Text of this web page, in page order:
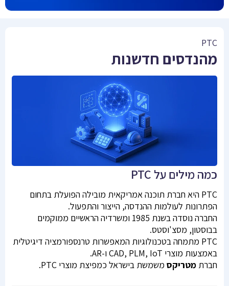
PTC
מהנדסים חדשנות
כמה מילים על PTC
PTC היא חברת תוכנה אמריקאית מובילה הפועלת בתחום
הפתרונות לעולמות ההנדסה, הייצור והתפעול.
החברה נוסדה בשנת 1985 ומשרדיה הראשיים ממוקמים
בבוסטון, מסצ'וסטס.
PTC מתמחה בטכנולוגיות המאפשרות טרנספורמציה דיגיטלית
באמצעות מוצרי CAD, PLM, IoT ו-AR.
חברת מטריקס משמשת בישראל כמפיצת מוצרי PTC.